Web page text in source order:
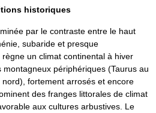
historiques
par le contraste entre le haut
subaride et presque
un climat continental à hiver
périphériques (Taurus au
fortement arrosés et encore
des franges littorales de climat
aux cultures arbustives. Le